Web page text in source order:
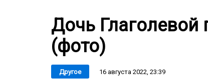
Дочь
(фото)
Другое 16 августа 2022, 23:39